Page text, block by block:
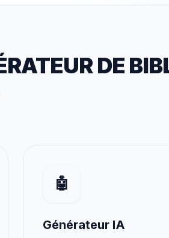
DE
🤖
Générateur IA